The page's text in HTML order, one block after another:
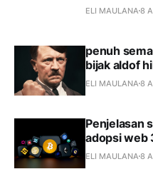
ELI MAULANA 8
penuh
bijak aldof
ELI MAULANA 8
Penjelasan
adopsi web
ELI MAULANA 8